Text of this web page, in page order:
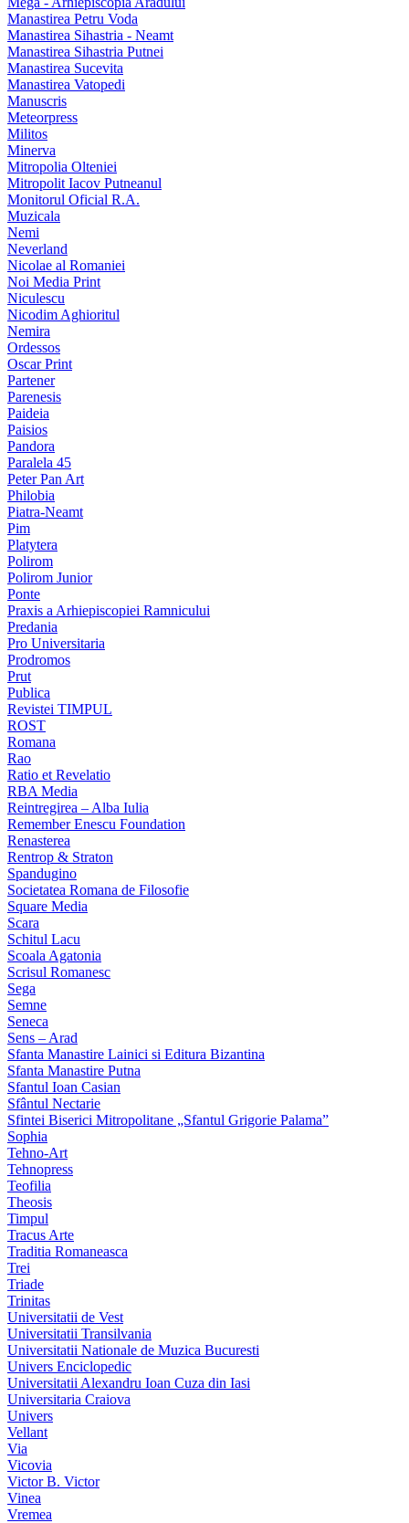
Manastirea Petru Voda
Manastirea Sihastria - Neamt
Manastirea Sihastria Putnei
Manastirea Sucevita
Manastirea Vatopedi
Manuscris
Meteorpress
Militos
Minerva
Mitropolia Olteniei
Mitropolit Iacov Putneanul
Monitorul Oficial R.A.
Muzicala
Nemi
Neverland
Nicolae al Romaniei
Noi Media Print
Niculescu
Nicodim Aghioritul
Nemira
Ordessos
Oscar Print
Partener
Parenesis
Paideia
Paisios
Pandora
Paralela 45
Peter Pan Art
Philobia
Piatra-Neamt
Pim
Platytera
Polirom
Polirom Junior
Ponte
Praxis a Arhiepiscopiei Ramnicului
Predania
Pro Universitaria
Prodromos
Prut
Publica
Revistei TIMPUL
ROST
Romana
Rao
Ratio et Revelatio
RBA Media
Reintregirea – Alba Iulia
Remember Enescu Foundation
Renasterea
Rentrop & Straton
Spandugino
Societatea Romana de Filosofie
Square Media
Scara
Schitul Lacu
Scoala Agatonia
Scrisul Romanesc
Sega
Semne
Seneca
Sens – Arad
Sfanta Manastire Lainici si Editura Bizantina
Sfanta Manastire Putna
Sfantul Ioan Casian
Sfântul Nectarie
Sfintei Biserici Mitropolitane „Sfantul Grigorie Palama”
Sophia
Tehno-Art
Tehnopress
Teofilia
Theosis
Timpul
Tracus Arte
Traditia Romaneasca
Trei
Triade
Trinitas
Universitatii de Vest
Universitatii Transilvania
Universitatii Nationale de Muzica Bucuresti
Univers Enciclopedic
Universitatii Alexandru Ioan Cuza din Iasi
Universitaria Craiova
Univers
Vellant
Via
Vicovia
Victor B. Victor
Vinea
Vremea